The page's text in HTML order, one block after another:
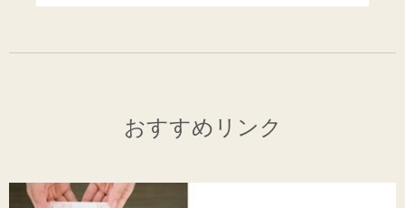
おすすめリンク